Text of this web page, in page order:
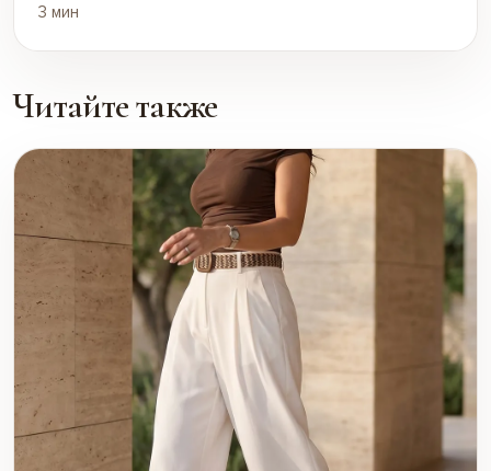
3 мин
Читайте также